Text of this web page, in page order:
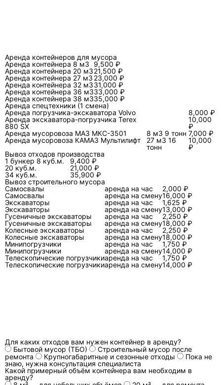
мусоровоз с
задней
загрузкой и
уплотнением
приемный бункер,
затем прессование
пресс-плитой;
выгрузка обычно
через опрокидывание
кузова и работу
толкающей плиты.
маршрут
Мусоровоз с
боковой
загрузкой и
манипулятором
Гидроманипулятор
поднимает контейнер
кузов; часто рассчитан
на контейнеры
ограниченной массы.
труда,
Бункеровоз/
контейнеровоз
с крюковым
захватом
Телескопическая
стрела с крюком
затягивает сменный
контейнер на раму
отходы,
На практике стоимость аренды меняется от
условий заказа, а не от “цены за час” на сайте.
Чтобы расчет был точным, нужны: адреса и окна
времени, тип отходов и ориентировочная масса,
Аренда контейнеров для мусора
Аренда контейнера 8 м3
9,500 ₽
Аренда контейнера 20 м321,500 ₽
Аренда контейнера 27 м3 23,000 ₽
Аренда контейнера 32 м331,000 ₽
Аренда контейнера 36 м333,000 ₽
Аренда контейнера 38 м335,000 ₽
Аренда спецтехники (1 смена)
Аренда погрузчика-экскаватора Volvo
8,000 ₽
Аренда экскаватора-погрузчика Terex
880 SX
10,000
₽
Аренда мусоровоза МАЗ МКС-3501
8 м3 9 тонн 7,000 ₽
Аренда мусоровоза КАМАЗ Мультилифт
27 м3 16
тонн
10,000
₽
Вывоз отходов производства
1 бункер 8 куб.м.
9,400 ₽
20 куб.м.
21,000 ₽
34 куб.м.
35,900 ₽
Вывоз строительного мусора
Самосвалы
аренда на час
2,000 ₽
Самосвалы
аренда на смену16,000 ₽
Экскаваторы
аренда на час
1,625 ₽
Экскаваторы
аренда на смену13,000 ₽
Гусеничные экскаваторы
аренда на час
2,250 ₽
Гусеничные экскаваторы
аренда на смену18,000 ₽
Колесные экскаваторы
аренда на час
2,250 ₽
Колесные экскаваторы
аренда на смену18,000 ₽
Минипогрузчики
аренда на час
1,750 ₽
Минипогрузчики
аренда на смену14,000 ₽
Телескопические погрузчикиаренда на час
1,750 ₽
Телескопические погрузчикиаренда на смену14,000 ₽
Для каких отходов вам нужен контейнер в аренду?
Бытовой мусор (ТБО)
Строительный мусор после
ремонта
Крупногабаритные и сезонные отходы
Пока не
знаю, нужна консультация специалиста
Какой примерный объём контейнера вам необходим в
аренду?